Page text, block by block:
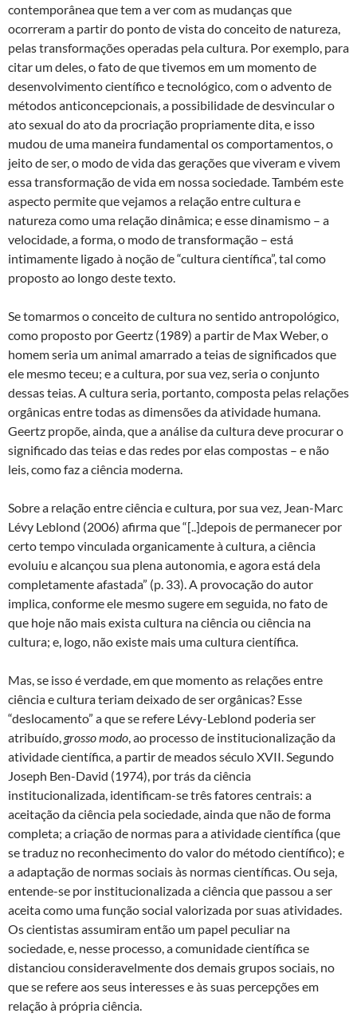
contemporânea que tem a ver com as mudanças que
ocorreram a partir do ponto de vista do conceito de natureza,
pelas transformações operadas pela cultura. Por exemplo, para
citar um deles, o fato de que tivemos em um momento de
desenvolvimento científico e tecnológico, com o advento de
métodos anticoncepcionais, a possibilidade de desvincular o
ato sexual do ato da procriação propriamente dita, e isso
mudou de uma maneira fundamental os comportamentos, o
jeito de ser, o modo de vida das gerações que viveram e vivem
essa transformação de vida em nossa sociedade. Também este
aspecto permite que vejamos a relação entre cultura e
natureza como uma relação dinâmica; e esse dinamismo – a
velocidade, a forma, o modo de transformação – está
intimamente ligado à noção de “cultura científica”, tal como
proposto ao longo deste texto.
Se tomarmos o conceito de cultura no sentido antropológico,
como proposto por Geertz (1989) a partir de Max Weber, o
homem seria um animal amarrado a teias de significados que
ele mesmo teceu; e a cultura, por sua vez, seria o conjunto
dessas teias. A cultura seria, portanto, composta pelas relações
orgânicas entre todas as dimensões da atividade humana.
Geertz propõe, ainda, que a análise da cultura deve procurar o
significado das teias e das redes por elas compostas – e não
leis, como faz a ciência moderna.
Sobre a relação entre ciência e cultura, por sua vez, Jean-Marc
Lévy Leblond (2006) afirma que “[..]depois de permanecer por
certo tempo vinculada organicamente à cultura, a ciência
evoluiu e alcançou sua plena autonomia, e agora está dela
completamente afastada” (p. 33). A provocação do autor
implica, conforme ele mesmo sugere em seguida, no fato de
que hoje não mais exista cultura na ciência ou ciência na
cultura; e, logo, não existe mais uma cultura científica.
Mas, se isso é verdade, em que momento as relações entre
ciência e cultura teriam deixado de ser orgânicas? Esse
“deslocamento” a que se refere Lévy-Leblond poderia ser
atribuído, grosso modo, ao processo de institucionalização da
atividade científica, a partir de meados século XVII. Segundo
Joseph Ben-David (1974), por trás da ciência
institucionalizada, identificam-se três fatores centrais: a
aceitação da ciência pela sociedade, ainda que não de forma
completa; a criação de normas para a atividade científica (que
se traduz no reconhecimento do valor do método científico); e
a adaptação de normas sociais às normas científicas. Ou seja,
entende-se por institucionalizada a ciência que passou a ser
aceita como uma função social valorizada por suas atividades.
Os cientistas assumiram então um papel peculiar na
sociedade, e, nesse processo, a comunidade científica se
distanciou consideravelmente dos demais grupos sociais, no
que se refere aos seus interesses e às suas percepções em
relação à própria ciência.